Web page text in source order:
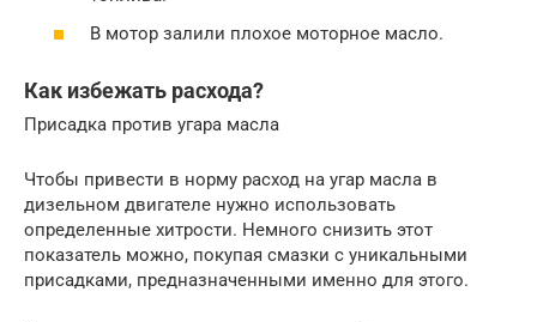
В мотор залили плохое моторное масло.
Как избежать расхода?
Присадка против угара масла
Чтобы привести в норму расход на угар масла в
дизельном двигателе нужно использовать
определенные хитрости. Немного снизить этот
показатель можно, покупая смазки с уникальными
присадками, предназначенными именно для этого.